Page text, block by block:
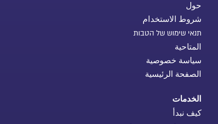
حول
شروط الاستخدام
תנאי שימוש של הטבות
المتاحية
سياسة خصوصية
الصفحة الرئيسية
الخدمات
كيف نبدأ